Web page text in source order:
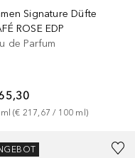
Signature Düfte
ROSE EDP
de Parfum
ml (€ 217,67 / 100 ml)